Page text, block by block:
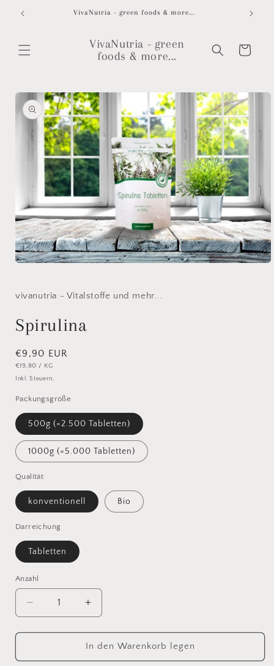
zum
VivaNutria - green foods & more...
VivaNutria - green
foods & more...
Warenkorb
Modal
vivanutria - Vitalstoffe und mehr...
Spirulina
Normaler
Preis
€9,90 EUR
STÜCKPREIS
€19,80 / PRO
KG
Inkl. Steuern.
Packungsgröße
500g (=2.500 Tabletten)
1000g (=5.000 Tabletten)
Qualität
konventionell Bio
Darreichung
Tabletten
Anzahl
Verringere
die
Menge
Spirulina
Erhöhe
die
Menge
für
Spirulina
In den Warenkorb legen